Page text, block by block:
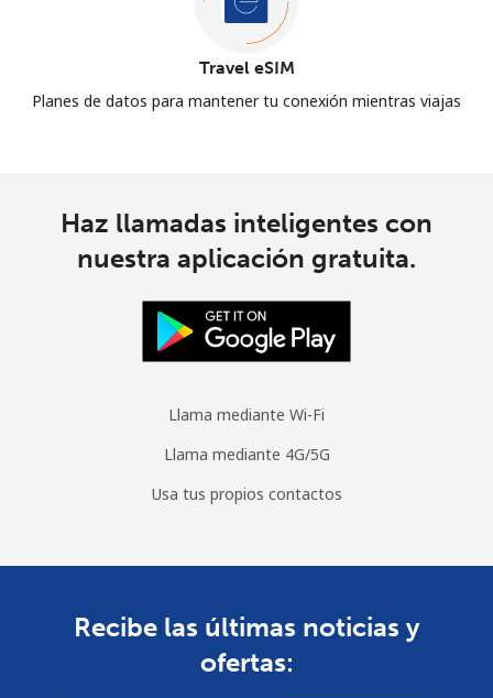
Travel eSIM
Planes de datos para mantener tu conexión mientras viajas
Haz llamadas inteligentes con
nuestra aplicación gratuita.
Llama mediante Wi-Fi
Llama mediante 4G/5G
Usa tus propios contactos
Recibe las últimas noticias y
ofertas: